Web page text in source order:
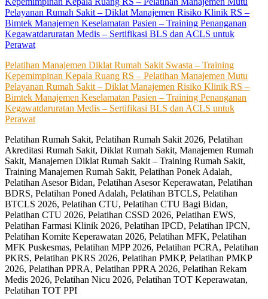
Pelatihan Manajemen Diklat Rumah Sakit Swasta – Training
Kepemimpinan Kepala Ruang RS – Pelatihan Manajemen Mutu
Pelayanan Rumah Sakit – Diklat Manajemen Risiko Klinik RS –
Bimtek Manajemen Keselamatan Pasien – Training Penanganan
Kegawatdaruratan Medis – Sertifikasi BLS dan ACLS untuk
Perawat
Pelatihan Rumah Sakit, Pelatihan Rumah Sakit 2026, Pelatihan
Akreditasi Rumah Sakit, Diklat Rumah Sakit, Manajemen Rumah
Sakit, Manajemen Diklat Rumah Sakit – Training Rumah Sakit,
Training Manajemen Rumah Sakit, Pelatihan Ponek Adalah,
Pelatihan Asesor Bidan, Pelatihan Asesor Keperawatan, Pelatihan
BDRS, Pelatihan Poned Adalah, Pelatihan BTCLS, Pelatihan
BTCLS 2026, Pelatihan CTU, Pelatihan CTU Bagi Bidan,
Pelatihan CTU 2026, Pelatihan CSSD 2026, Pelatihan EWS,
Pelatihan Farmasi Klinik 2026, Pelatihan IPCD, Pelatihan IPCN,
Pelatihan Komite Keperawatan 2026, Pelatihan MFK, Pelatihan
MFK Puskesmas, Pelatihan MPP 2026, Pelatihan PCRA, Pelatihan
PKRS, Pelatihan PKRS 2026, Pelatihan PMKP, Pelatihan PMKP
2026, Pelatihan PPRA, Pelatihan PPRA 2026, Pelatihan Rekam
Medis 2026, Pelatihan Nicu 2026, Pelatihan TOT Keperawatan,
Pelatihan TOT PPI